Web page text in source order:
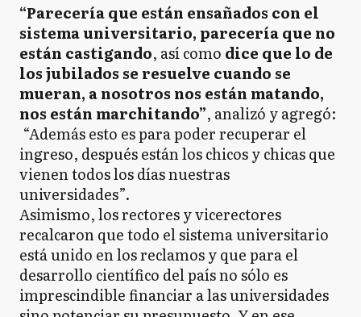
“Parecería que están ensañados con el
sistema universitario, parecería que no
están castigando, así como dice que lo de
los jubilados se resuelve cuando se
mueran, a nosotros nos están matando,
nos están marchitando”, analizó y agregó:
“Además esto es para poder recuperar el
ingreso, después están los chicos y chicas que
vienen todos los días nuestras
universidades”.
Asimismo, los rectores y vicerectores
recalcaron que todo el sistema universitario
está unido en los reclamos y que para el
desarrollo científico del país no sólo es
imprescindible financiar a las universidades